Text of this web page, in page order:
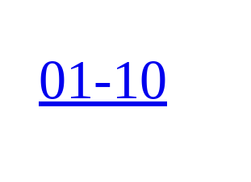
01-10